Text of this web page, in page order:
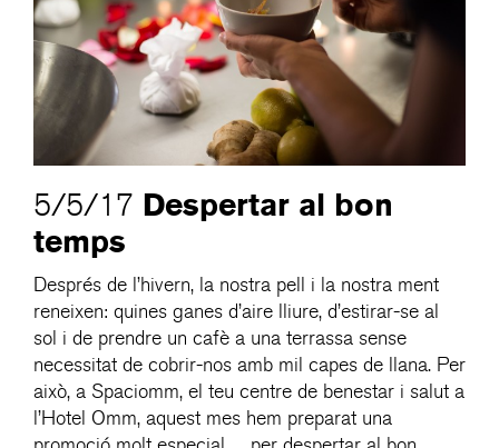
5/5/17 Despertar al bon
temps
Després de l’hivern, la nostra pell i la nostra ment
reneixen: quines ganes d’aire lliure, d’estirar-se al
sol i de prendre un cafè a una terrassa sense
necessitat de cobrir-nos amb mil capes de llana. Per
això, a Spaciomm, el teu centre de benestar i salut a
l’Hotel Omm, aquest mes hem preparat una